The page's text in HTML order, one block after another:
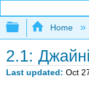
Expand/
Home
2.1:
Last updated Oct